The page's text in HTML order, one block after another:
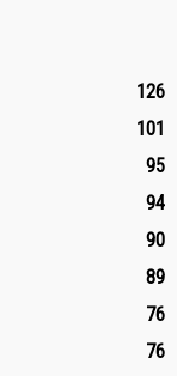
126
101
95
94
90
89
76
76